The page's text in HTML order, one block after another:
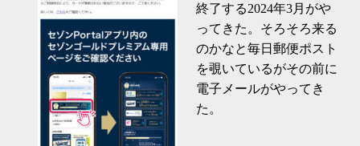
終了する2024年3月がや
ってきた。そろそろ来る
のかなと毎日郵便ポスト
を覗いているがその前に
電子メールがやってき
た。